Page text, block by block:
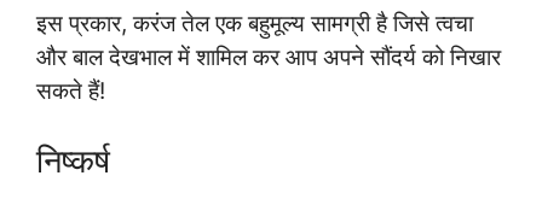
इस प्रकार, करंज तेल एक बहुमूल्य सामग्री है जिसे त्वचा
और बाल देखभाल में शामिल कर आप अपने सौंदर्य को निखार
सकते हैं!
निष्कर्ष